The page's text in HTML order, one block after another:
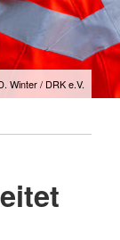
Winter / DRK e.V.